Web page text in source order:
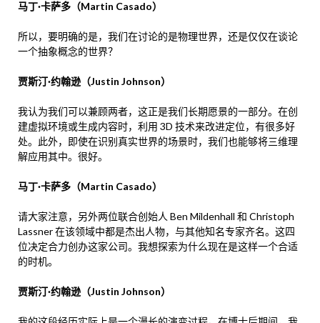
马丁·卡萨多（Martin Casado）
所以，要明确的是，我们在讨论的是物理世界，还是仅仅在谈论
一个抽象概念的世界？
贾斯汀·约翰逊（Justin Johnson）
我认为我们可以兼顾两者，这正是我们长期愿景的一部分。在创
建虚拟环境或生成内容时，利用 3D 技术来改进定位，有很多好
处。此外，即使在识别真实世界的场景时，我们也能够将三维理
解应用其中。很好。
马丁·卡萨多（Martin Casado）
请大家注意，另外两位联合创始人 Ben Mildenhall 和 Christoph
Lassner 在该领域中都是杰出人物，与其他知名专家齐名。这四
位决定合力创办这家公司。我想探索为什么现在是这样一个合适
的时机。
贾斯汀·约翰逊（Justin Johnson）